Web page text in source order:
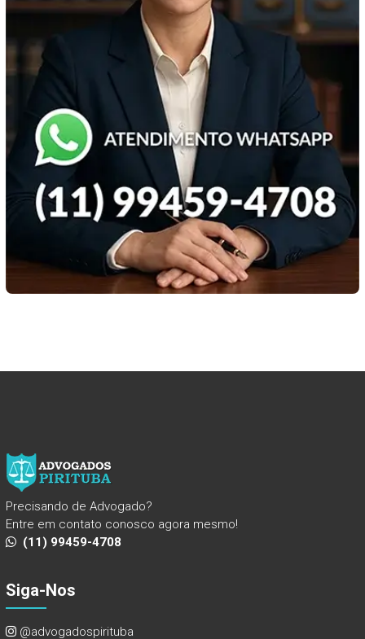
Precisando de Advogado?
Entre em contato conosco agora mesmo!
(11) 99459-4708
Siga-Nos
@advogadospirituba